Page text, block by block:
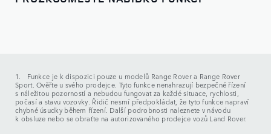
1. Funkce je k dispozici pouze u modelů Range Rover a Range Rover
Sport. Ověřte u svého prodejce. Tyto funkce nenahrazují bezpečné řízení
s náležitou pozorností a nebudou fungovat za každé situace, rychlosti,
počasí a stavu vozovky. Řidič nesmí předpokládat, že tyto funkce napraví
chybné úsudky během řízení. Další podrobnosti naleznete v návodu
k obsluze nebo se obraťte na autorizovaného prodejce vozů Land Rover.